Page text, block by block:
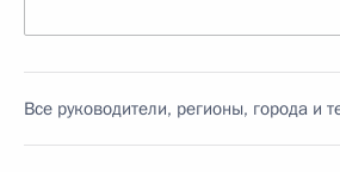
Все руководители, регионы, города и